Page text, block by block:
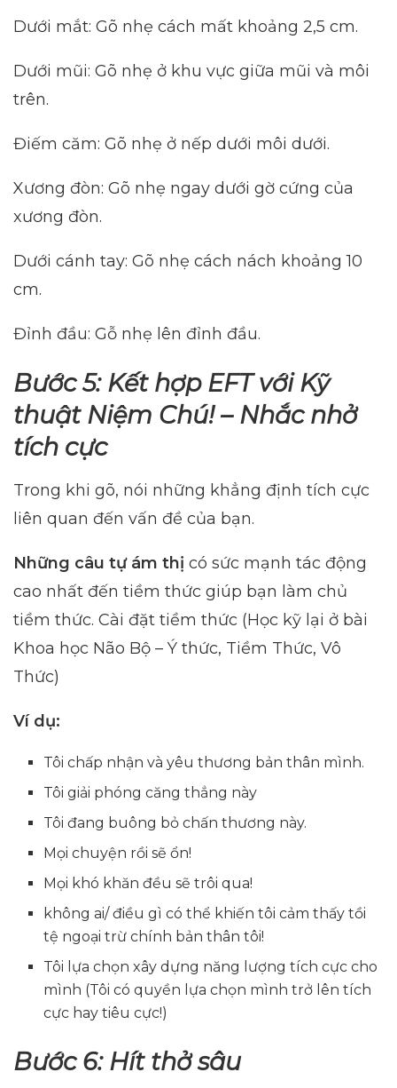
Dưới mắt: Gõ nhẹ cách mất khoảng 2,5 cm.
Dưới mũi: Gõ nhẹ ở khu vực giữa mũi và môi
trên.
Điếm căm: Gõ nhẹ ở nếp dưới môi dưới.
Xương đòn: Gõ nhẹ ngay dưới gờ cứng của
xương đòn.
Dưới cánh tay: Gõ nhẹ cách nách khoảng 10
cm.
Đỉnh đầu: Gỗ nhẹ lên đỉnh đầu.
Bước 5: Kết hợp EFT với Kỹ
thuật Niệm Chú! – Nhắc nhở
tích cực
Trong khi gõ, nói những khẳng định tích cực
liên quan đến vấn đề của bạn.
Những câu tự ám thị có sức mạnh tác động
cao nhất đến tiềm thức giúp bạn làm chủ
tiềm thức. Cài đặt tiềm thức (Học kỹ lại ở bài
Khoa học Não Bộ – Ý thức, Tiềm Thức, Vô
Thức)
Ví dụ:
Tôi chấp nhận và yêu thương bản thân mình.
Tôi giải phóng căng thẳng này
Tôi đang buông bỏ chấn thương này.
Mọi chuyện rồi sẽ ổn!
Mọi khó khăn đều sẽ trôi qua!
không ai/ điều gì có thể khiến tôi cảm thấy tồi
tệ ngoại trừ chính bản thân tôi!
Tôi lựa chọn xây dựng năng lượng tích cực cho
mình (Tôi có quyền lựa chọn mình trở lên tích
cực hay tiêu cực!)
Bước 6: Hít thở sâu